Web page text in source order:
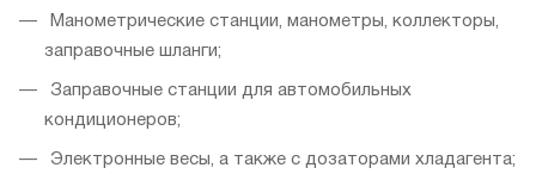
Манометрические станции, манометры, коллекторы,
заправочные шланги;
Заправочные станции для автомобильных
кондиционеров;
Электронные весы, а также с дозаторами хладагента;